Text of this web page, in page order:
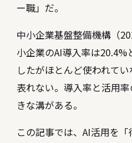
ー職」だ。
中小企業基盤整備機構（
小企業のAI導入率は
したがほとんど使われて
表れない。導入率と活用
きな溝がある。
この記事では、AI活用を